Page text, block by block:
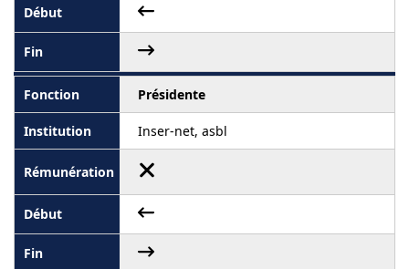
Présidente
Inser-net, asbl